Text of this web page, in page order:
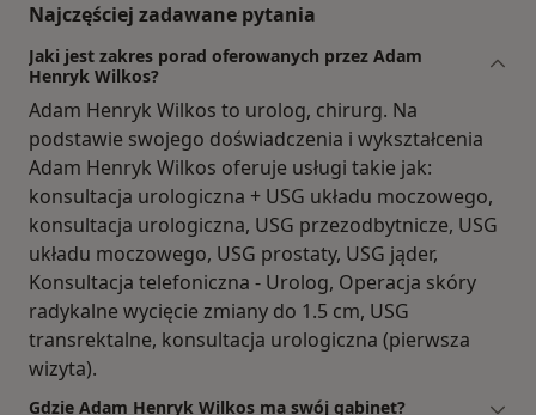
Najczęściej zadawane pytania
Jaki jest zakres porad oferowanych przez Adam
Henryk Wilkos?
Adam Henryk Wilkos to urolog, chirurg. Na
podstawie swojego doświadczenia i wykształcenia
Adam Henryk Wilkos oferuje usługi takie jak:
konsultacja urologiczna + USG układu moczowego,
konsultacja urologiczna, USG przezodbytnicze, USG
układu moczowego, USG prostaty, USG jąder,
Konsultacja telefoniczna - Urolog, Operacja skóry
radykalne wycięcie zmiany do 1.5 cm, USG
transrektalne, konsultacja urologiczna (pierwsza
wizyta).
Gdzie Adam Henryk Wilkos ma swój gabinet?